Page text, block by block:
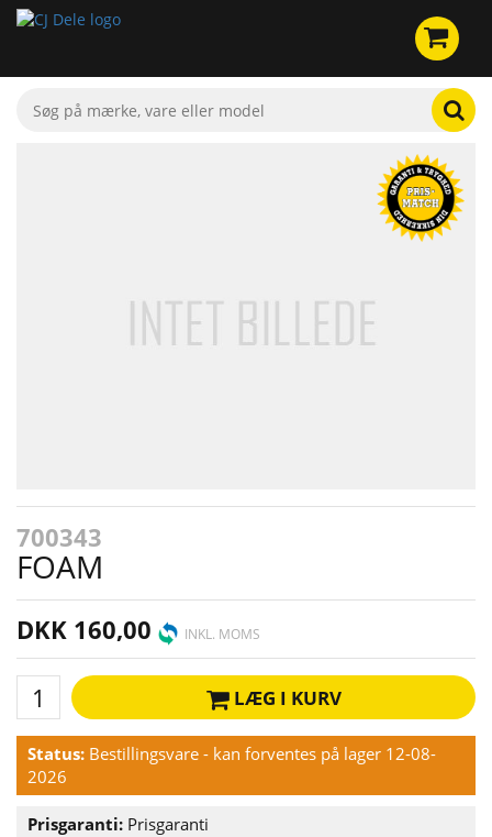
700343
FOAM
DKK 160,00 INKL. MOMS
LÆG I KURV
Status: Bestillingsvare - kan forventes på lager 12-08-
2026
Prisgaranti: Prisgaranti